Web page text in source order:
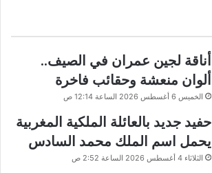
أناقة لجين عمران في الصيف..
ألوان منعشة وحقائب فاخرة
الخميس 6 أغسطس 2026 الساعة 12:14 ص
حفيد جديد بالعائلة الملكية المغربية
يحمل اسم الملك محمد السادس
الثلاثاء 4 أغسطس 2026 الساعة 2:52 ص